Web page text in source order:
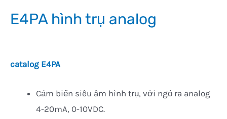
E4PA hình trụ analog
catalog E4PA
Cảm biến siêu âm hình trụ, với ngỏ ra analog
4-20mA, 0-10VDC.